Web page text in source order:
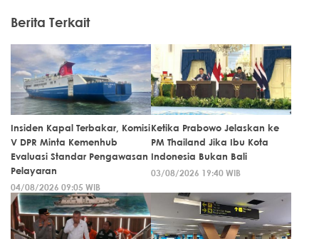
Berita Terkait
Insiden Kapal Terbakar, Komisi
V DPR Minta Kemenhub
Evaluasi Standar Pengawasan
Pelayaran
04/08/2026 09:05 WIB
Ketika Prabowo Jelaskan ke
PM Thailand Jika Ibu Kota
Indonesia Bukan Bali
03/08/2026 19:40 WIB